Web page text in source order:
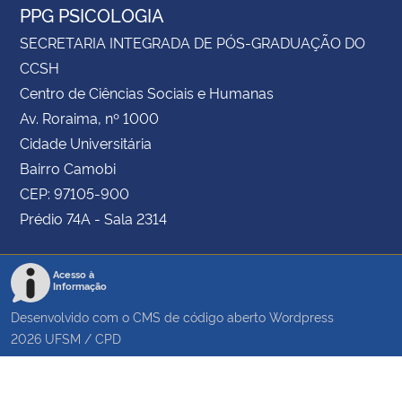
PPG PSICOLOGIA
SECRETARIA INTEGRADA DE PÓS-GRADUAÇÃO DO
CCSH
Centro de Ciências Sociais e Humanas
Av. Roraima, nº 1000
Cidade Universitária
Bairro Camobi
CEP: 97105-900
Prédio 74A - Sala 2314
Acesso à
Informação
Desenvolvido com o CMS de código aberto Wordpress
2026 UFSM / CPD